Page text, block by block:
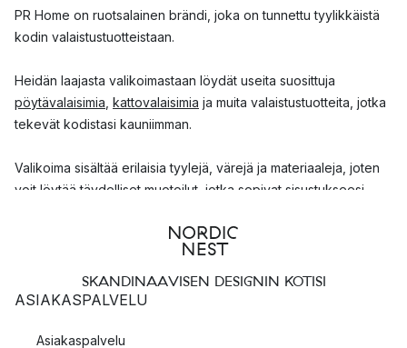
PR Home on ruotsalainen brändi, joka on tunnettu tyylikkäistä
kodin valaistustuotteistaan.
Heidän laajasta valikoimastaan löydät useita suosittuja
pöytävalaisimia kattovalaisimia ja muita valaistustuotteita, jotka
tekevät kodistasi kauniimman.
Valikoima sisältää erilaisia tyylejä, värejä ja materiaaleja, joten
voit löytää täydelliset muotoilut, jotka sopivat sisustukseesi.
PR Homen tarina alkoi Ruotsin Boråsissa vuonna 1983, kun
suunnittelija Per-Anders Lindqvist perusti PR Butikenin, joka myi
menestyksekkään alun ja vuonna 1988 he päättivät laajentaa
SKANDINAAVISEN DESIGNIN KOTISI
ASIAKASPALVELU
Asiakaspalvelu